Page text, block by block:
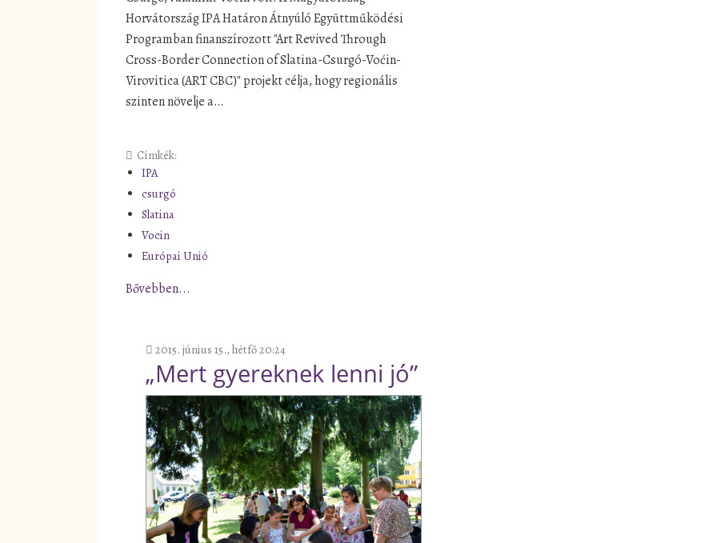
Horvátország IPA Határon Átnyúló Együttműködési
Programban finanszírozott "Art Revived Through
Cross-Border Connection of Slatina-Csurgó-Voćin-
Virovitica (ART CBC)" projekt célja, hogy regionális
szinten növelje a…
Címkék:
IPA
csurgó
Slatina
Vocin
Európai Unió
Bővebben...
2015. június 15., hétfő 20:24
„Mert gyereknek lenni jó”